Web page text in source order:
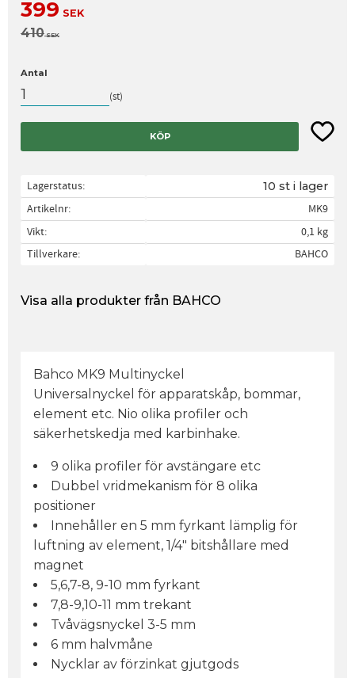
Nedsatt pris:
399 SEK
Ordinarie pris:
410SEK
Antal
st
KÖP Lägg
Lagerstatus 10 st i lager
Artikelnr
MK9
Vikt
0,1 kg
Tillverkare
BAHCO
Visa alla produkter från BAHCO
Bahco MK9 Multinyckel
Universalnyckel för apparatskåp, bommar,
element etc. Nio olika profiler och
säkerhetskedja med karbinhake.
9 olika profiler för avstängare etc
Dubbel vridmekanism för 8 olika
positioner
Innehåller en 5 mm fyrkant lämplig för
luftning av element, 1/4" bitshållare med
magnet
5,6,7-8, 9-10 mm fyrkant
7,8-9,10-11 mm trekant
Tvåvägsnyckel 3-5 mm
6 mm halvmåne
Nycklar av förzinkat gjutgods